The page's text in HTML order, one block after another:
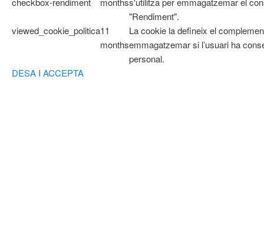
"Rendiment".
viewed_cookie_politica11
months
La cookie la defineix el
emmagatzemar si l’usuari ha
personal.
DESA I ACCEPTA